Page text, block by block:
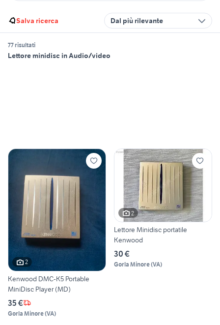
Salva ricerca Dal più rilevante
77 risultati
Lettore minidisc in Audio/video
2
Kenwood DMC-K5 Portable
MiniDisc Player (MD)
35 €
Gorla Minore(VA)
2
Lettore Minidisc portatile
Kenwood
30 €
Gorla Minore(VA)